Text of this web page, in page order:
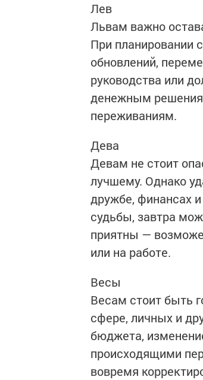
Лев
Львам важно
При планировании
обновлений,
руководства или
денежным
переживаниям.
Дева
Девам не стоит
лучшему. Однако
дружбе, финансах
судьбы, завтра
приятны —
или на работе.
Весы
Весам стоит быть
сфере, личных и
бюджета,
происходящими
вовремя